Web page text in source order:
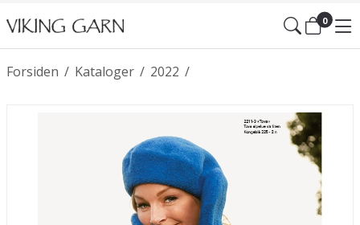
0
/
Forsiden /
Kataloger /
2022